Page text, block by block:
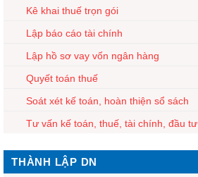
Kê khai thuế trọn gói
Lập báo cáo tài chính
Lập hồ sơ vay vốn ngân hàng
Quyết toán thuế
Soát xét kế toán, hoàn thiện sổ sách
Tư vấn kế toán, thuế, tài chính, đầu tư
THÀNH LẬP DN